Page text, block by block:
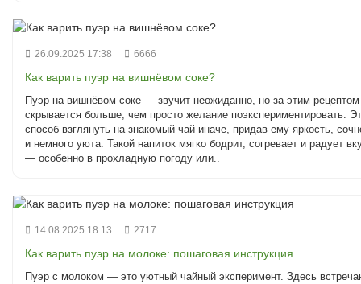
26.09.2025 17:38 6666
Как варить пуэр на вишнёвом соке?
Пуэр на вишнёвом соке — звучит неожиданно, но за этим рецептом
скрывается больше, чем просто желание поэкспериментировать.
способ взглянуть на знакомый чай иначе, придав ему яркость,
и немного уюта. Такой напиток мягко бодрит, согревает и радует
— особенно в прохладную погоду или..
14.08.2025 18:13 2717
Как варить пуэр на молоке: пошаговая инструкция
Пуэр с молоком — это уютный чайный эксперимент. Здесь